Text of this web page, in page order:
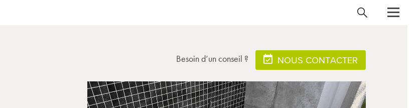
Besoin d’un conseil ? NOUS CONTACTER